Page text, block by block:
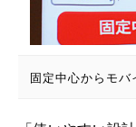
固定中心からモバ